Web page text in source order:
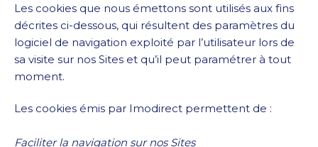
Les cookies que nous émettons sont utilisés aux fins
décrites ci-dessous, qui résultent des paramètres du
logiciel de navigation exploité par l’utilisateur lors de
sa visite sur nos Sites et qu’il peut paramétrer à tout
moment.
Les cookies émis par Imodirect permettent de :
Faciliter la navigation sur nos Sites